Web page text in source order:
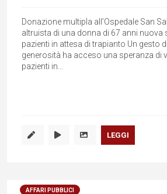
Donazione multipla all’Ospedale San
altruista di una donna di 67 anni nuova
pazienti in attesa di trapianto Un gesto
generosità ha acceso una speranza di
pazienti in...
LEGGI
AFFARI PUBBLICI